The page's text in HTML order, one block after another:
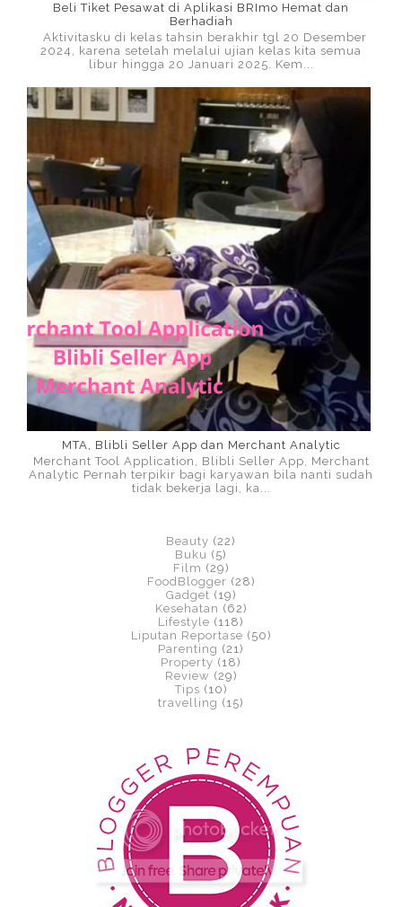
Beli Tiket Pesawat di Aplikasi BRImo Hemat dan
Berhadiah
Aktivitasku di kelas tahsin berakhir tgl 20 Desember
2024, karena setelah melalui ujian kelas kita semua
libur hingga 20 Januari 2025. Kem...
MTA, Blibli Seller App dan Merchant Analytic
Merchant Tool Application, Blibli Seller App, Merchant
Analytic Pernah terpikir bagi karyawan bila nanti sudah
tidak bekerja lagi, ka...
Beauty (22)
Buku (5)
Film (29)
FoodBlogger (28)
Gadget (19)
Kesehatan (62)
Lifestyle (118)
Liputan Reportase (50)
Parenting (21)
Property (18)
Review (29)
Tips (10)
travelling (15)